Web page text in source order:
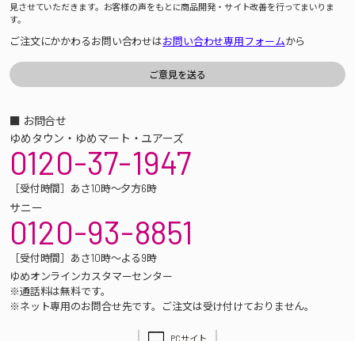
見させていただきます。お客様の声をもとに商品開発・サイト改善を行ってまいりま
す。
ご注文にかかわるお問い合わせはお問い合わせ専用フォームから
■ お問合せ
ゆめタウン・ゆめマート・ユアーズ
0120-37-1947
［受付時間］あさ10時～夕方6時
サニー
0120-93-8851
［受付時間］あさ10時～よる9時
ゆめオンラインカスタマーセンター
※通話料は無料です。
※ネット専用のお問合せ先です。ご注文は受け付けておりません。
PCサイト